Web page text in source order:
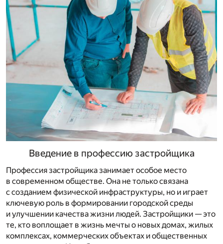
Введение в профессию застройщика
Профессия застройщика занимает особое место
в современном обществе. Она не только связана
с созданием физической инфраструктуры, но и играет
ключевую роль в формировании городской среды
и улучшении качества жизни людей. Застройщики — это
те, кто воплощает в жизнь мечты о новых домах, жилых
комплексах, коммерческих объектах и общественных